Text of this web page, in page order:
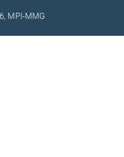
MPI-MMG